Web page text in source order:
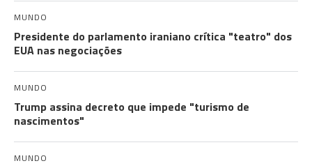
MUNDO
Presidente do parlamento iraniano crítica "teatro" dos
EUA nas negociações
MUNDO
Trump assina decreto que impede "turismo de
nascimentos"
MUNDO